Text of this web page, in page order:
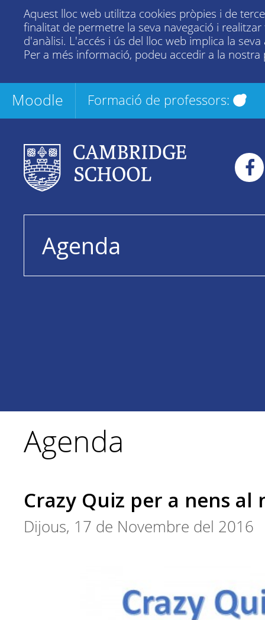
Aquest lloc web utilitza cookies pròpies i de
finalitat de permetre la seva navegació i realitzar
d'anàlisi. L'accés i ús del lloc web implica la seva
Per a més informació, podeu accedir a la nostra
Moodle Formació de professors:
Agenda
Agenda
Crazy Quiz per a nens al
Dijous, 17 de Novembre del 2016